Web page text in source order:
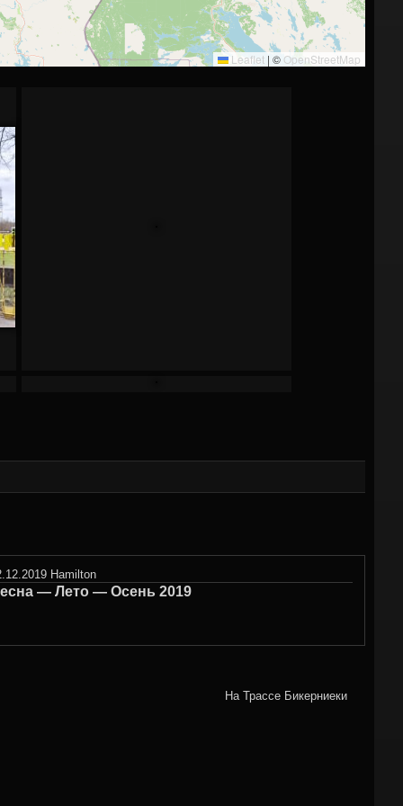
Leaflet | ©OpenStreetMap
Hamilton
— Лето — Осень 2019
На Трассе Бикерниеки